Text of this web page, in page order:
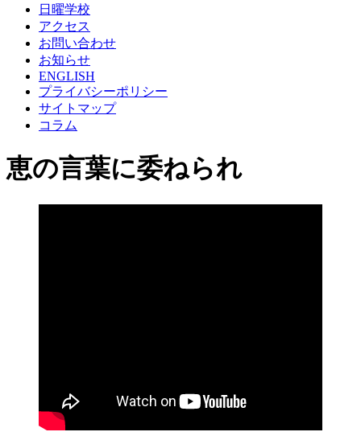
日曜学校
アクセス
お問い合わせ
お知らせ
ENGLISH
プライバシーポリシー
サイトマップ
コラム
恵の言葉に委ねられ